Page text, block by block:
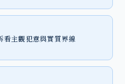
主觀犯意與實質界線